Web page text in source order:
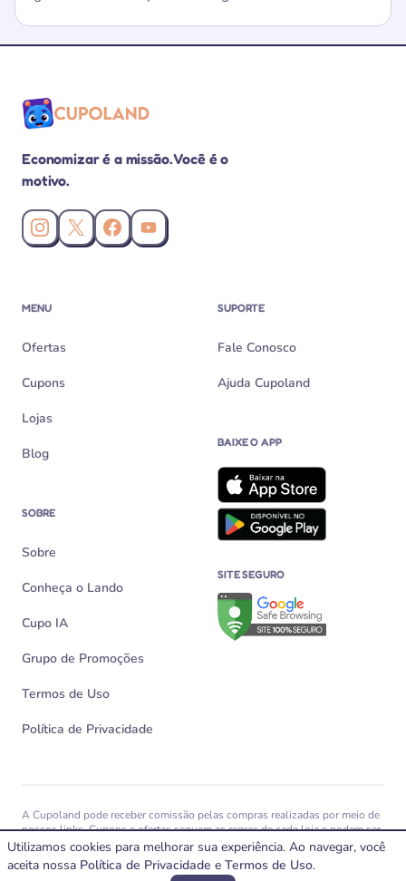
Economizar é a missão. Você é o
motivo.
Instagram da Cupoland
X (Twitter) da Cupoland
Facebook da Cupoland
Canal da Cupoland no YouTube
MENU
Ofertas
Cupons
Lojas
Blog
SOBRE
Sobre
Conheça o Lando
Cupo IA
Grupo de Promoções
Termos de Uso
Política de Privacidade
SUPORTE
Fale Conosco
Ajuda Cupoland
BAIXE O APP
SITE SEGURO
Verificação de site seguro
A Cupoland pode receber comissão pelas compras realizadas por meio de
nossos links. Cupons e ofertas seguem as regras de cada loja e podem ser
alterados, expirar ou não funcionar a qualquer momento.
© 2026 Cupoland Veiculação e Divulgação Virtual Ltda – CNPJ
Utilizamos cookies para melhorar sua experiência. Ao navegar, você
aceita nossa Política de Privacidade e Termos de Uso.